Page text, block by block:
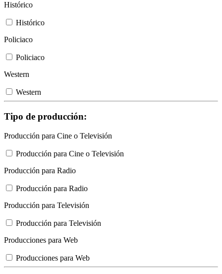
Histórico
Histórico
Policiaco
Policiaco
Western
Western
Tipo de producción:
Producción para Cine o Televisión
Producción para Cine o Televisión
Producción para Radio
Producción para Radio
Producción para Televisión
Producción para Televisión
Producciones para Web
Producciones para Web